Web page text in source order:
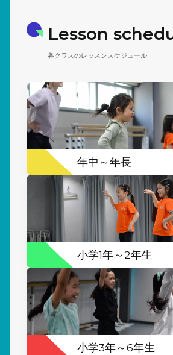
Lesson
各クラスのレッスンスケジュール
年中～年長
小学1年～2年生
小学3年～6年生